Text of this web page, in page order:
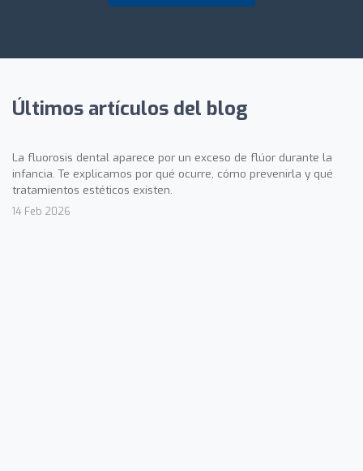
Últimos artículos del blog
La fluorosis dental aparece por un exceso de flúor durante la
infancia. Te explicamos por qué ocurre, cómo prevenirla y qué
tratamientos estéticos existen.
14 Feb 2026